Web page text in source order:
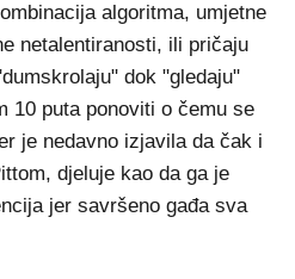
algoritma, umjetne
netalentiranosti, ili pričaju
dok "gledaju"
10 puta ponoviti o čemu se
je nedavno izjavila da čak i
djeluje kao da ga je
jer savršeno gađa sva